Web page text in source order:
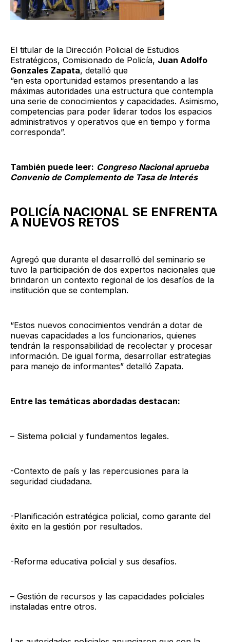
El titular de la Dirección Policial de Estudios
Estratégicos, Comisionado de Policía, Juan Adolfo
Gonzales Zapata, detalló que
“en esta oportunidad estamos presentando a las
máximas autoridades una estructura que contempla
una serie de conocimientos y capacidades. Asimismo,
competencias para poder liderar todos los espacios
administrativos y operativos que en tiempo y forma
corresponda”.
También puede leer: Congreso Nacional aprueba
Convenio de Complemento de Tasa de Interés
POLICÍA NACIONAL SE ENFRENTA
A NUEVOS RETOS
Agregó que durante el desarrolló del seminario se
tuvo la participación de dos expertos nacionales que
brindaron un contexto regional de los desafíos de la
institución que se contemplan.
“Estos nuevos conocimientos vendrán a dotar de
nuevas capacidades a los funcionarios, quienes
tendrán la responsabilidad de recolectar y procesar
información. De igual forma, desarrollar estrategias
para manejo de informantes” detalló Zapata.
Entre las temáticas abordadas destacan:
– Sistema policial y fundamentos legales.
-Contexto de país y las repercusiones para la
seguridad ciudadana.
-Planificación estratégica policial, como garante del
éxito en la gestión por resultados.
-Reforma educativa policial y sus desafíos.
– Gestión de recursos y las capacidades policiales
instaladas entre otros.